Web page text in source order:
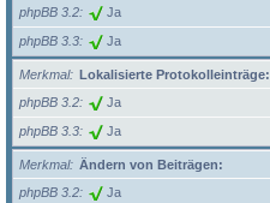
phpBB 3.2
Ja
phpBB 3.3 Ja
Merkmal
Lokalisierte Protokolleinträge:
phpBB 3.2
Ja
phpBB 3.3 Ja
Merkmal
Ändern von Beiträgen:
phpBB 3.2
Ja